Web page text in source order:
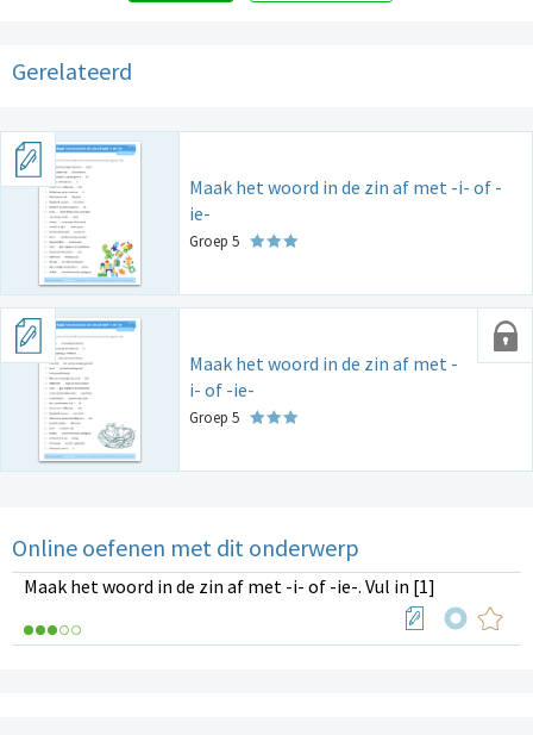
Gerelateerd
Maak het woord in de zin af met -i- of -
ie-
Groep 5
Maak het woord in de zin af met -
i- of -ie-
Groep 5
Online oefenen met dit onderwerp
Maak het woord in de zin af met -i- of -ie-. Vul in [1]